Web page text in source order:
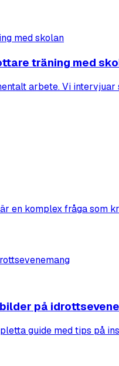
träning med
arbete. Vi
en komplex fråga som
på
guide med tips på